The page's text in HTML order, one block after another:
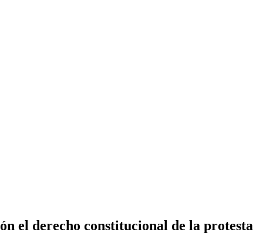
el derecho constitucional de la protesta